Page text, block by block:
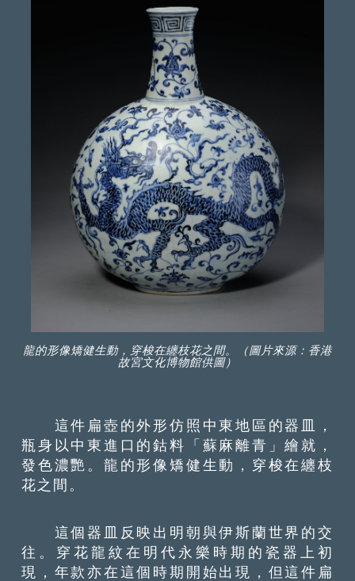
龍的形像矯健生動，穿梭在纏枝花之間。（圖片來源：香港
故宮文化博物館供圖）
這件扁壺的外形仿照中東地區的器皿，
瓶身以中東進口的鈷料「蘇麻離青」繪就，
發色濃艷。龍的形像矯健生動，穿梭在纏枝
花之間。
這個器皿反映出明朝與伊斯蘭世界的交
往。穿花龍紋在明代永樂時期的瓷器上初
現，年款亦在這個時期開始出現，但這件扁